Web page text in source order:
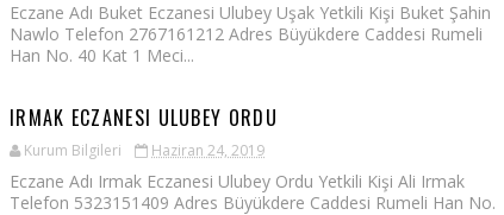
Eczane Adı Buket Eczanesi Ulubey Uşak Yetkili Kişi Buket Şahin
Nawlo Telefon 2767161212 Adres Büyükdere Caddesi Rumeli
Han No. 40 Kat 1 Meci...
IRMAK ECZANESI ULUBEY ORDU
Kurum Bilgileri Haziran 24, 2019
Eczane Adı Irmak Eczanesi Ulubey Ordu Yetkili Kişi Ali Irmak
Telefon 5323151409 Adres Büyükdere Caddesi Rumeli Han No.